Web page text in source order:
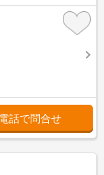
電話で問合せ